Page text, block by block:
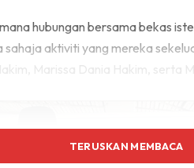
hubungan bersama bekas
sahaja aktiviti yang mereka
Marissa Dania Hakim, serta
TERUSKAN MEMBACA